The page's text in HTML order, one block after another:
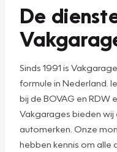
De
Sinds 1991 is
formule in Nederland.
bij de BOVAG en RDW
Vakgarages bieden
automerken. Onze
hebben kennis om alle